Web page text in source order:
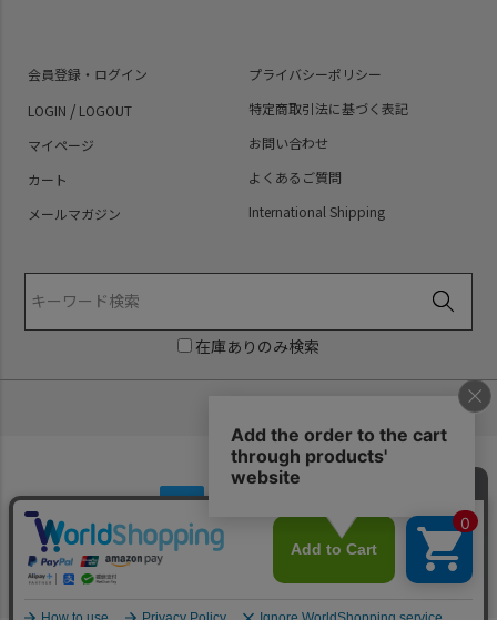
会員登録・ログイン
LOGIN / LOGOUT
マイページ
カート
メールマガジン
プライバシーポリシー
特定商取引法に基づく表記
お問い合わせ
よくあるご質問
International Shipping
在庫ありのみ検索
Copyright (C) PredatorRat All Rights Reserved.